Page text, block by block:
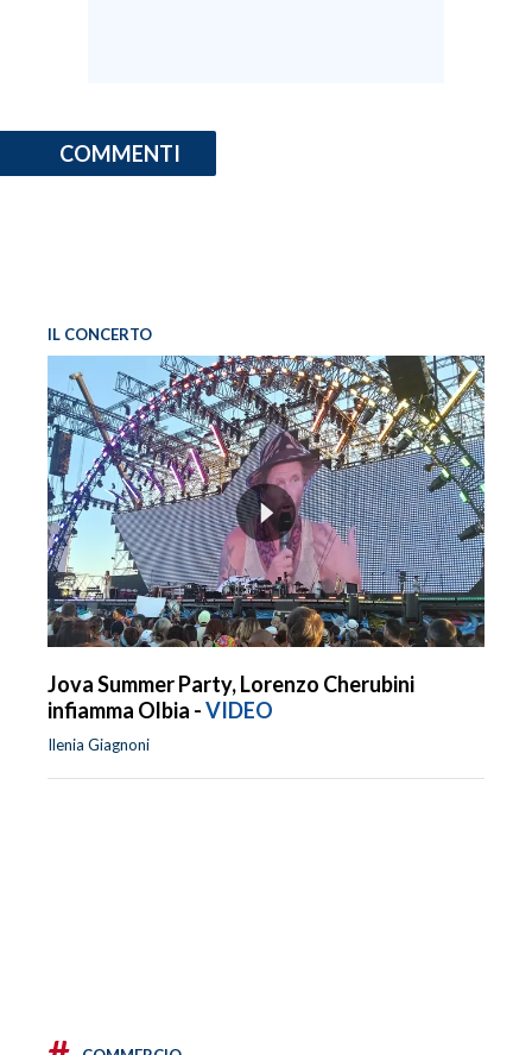
COMMENTI
IL CONCERTO
Jova Summer Party, Lorenzo Cherubini
infiamma Olbia -VIDEO
Ilenia Giagnoni